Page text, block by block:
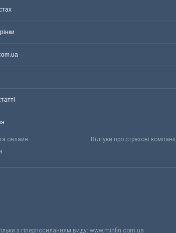
онлайн Відгуки про страхові компанії
з гіперпосиланням виду: www.minfin.com.ua